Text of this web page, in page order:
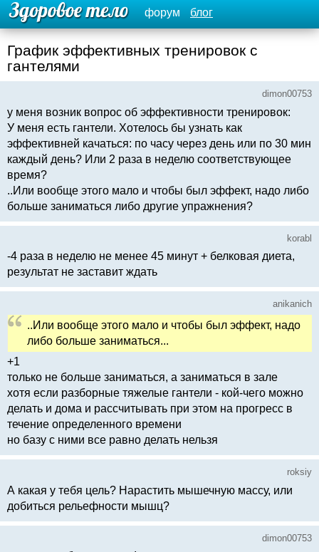
форум блог
График эффективных тренировок с
гантелями
dimon00753
у меня возник вопрос об эффективности тренировок:
У меня есть гантели. Хотелось бы узнать как
эффективней качаться: по часу через день или по 30 мин
каждый день? Или 2 раза в неделю соответствующее
время?
..Или вообще этого мало и чтобы был эффект, надо либо
больше заниматься либо другие упражнения?
korabl
-4 раза в неделю не менее 45 минут + белковая диета,
результат не заставит ждать
anikanich
..Или вообще этого мало и чтобы был эффект, надо
либо больше заниматься...
+1
только не больше заниматься, а заниматься в зале
хотя если разборные тяжелые гантели - кой-чего можно
делать и дома и рассчитывать при этом на прогресс в
течение определенного времени
но базу с ними все равно делать нельзя
roksiy
А какая у тебя цель? Нарастить мышечную массу, или
добиться рельефности мышц?
dimon00753